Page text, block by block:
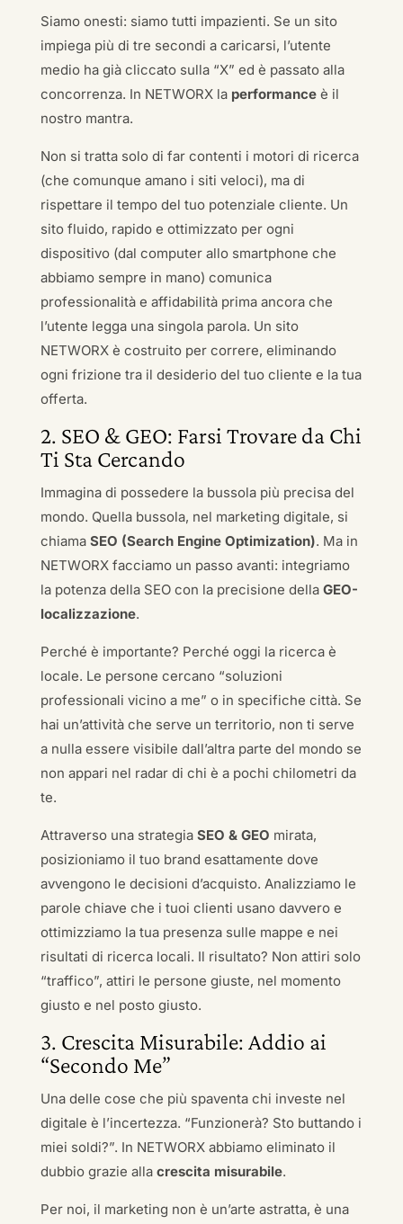
Siamo onesti: siamo tutti impazienti. Se un sito
impiega più di tre secondi a caricarsi, l’utente
medio ha già cliccato sulla “X” ed è passato alla
concorrenza. In NETWORX la performanceè il
nostro mantra.
Non si tratta solo di far contenti i motori di ricerca
(che comunque amano i siti veloci), ma di
rispettare il tempo del tuo potenziale cliente. Un
sito fluido, rapido e ottimizzato per ogni
dispositivo (dal computer allo smartphone che
abbiamo sempre in mano) comunica
professionalità e affidabilità prima ancora che
l’utente legga una singola parola. Un sito
NETWORX è costruito per correre, eliminando
ogni frizione tra il desiderio del tuo cliente e la tua
offerta.
2. SEO & GEO: Farsi Trovare da Chi
Ti Sta Cercando
Immagina di possedere la bussola più precisa del
mondo. Quella bussola, nel marketing digitale, si
chiama SEO (Search Engine Optimization). Ma in
NETWORX facciamo un passo avanti: integriamo
la potenza della SEO con la precisione della GEO-
localizzazione.
Perché è importante? Perché oggi la ricerca è
locale. Le persone cercano “soluzioni
professionali vicino a me” o in specifiche città. Se
hai un’attività che serve un territorio, non ti serve
a nulla essere visibile dall’altra parte del mondo se
non appari nel radar di chi è a pochi chilometri da
te.
Attraverso una strategia SEO & GEO mirata,
posizioniamo il tuo brand esattamente dove
avvengono le decisioni d’acquisto. Analizziamo le
parole chiave che i tuoi clienti usano davvero e
ottimizziamo la tua presenza sulle mappe e nei
risultati di ricerca locali. Il risultato? Non attiri solo
“traffico”, attiri le persone giuste, nel momento
giusto e nel posto giusto.
3. Crescita Misurabile: Addio ai
“Secondo Me”
Una delle cose che più spaventa chi investe nel
digitale è l’incertezza. “Funzionerà? Sto buttando i
miei soldi?”. In NETWORX abbiamo eliminato il
dubbio grazie alla crescita misurabile.
Per noi, il marketing non è un’arte astratta, è una